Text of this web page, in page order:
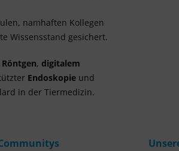
namhaften Kollegen
Wissensstand gesichert.
, digitalem
Endoskopie und
in der Tiermedizin.